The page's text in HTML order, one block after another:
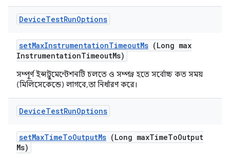
DeviceTestRunOptions
setMaxInstrumentationTimeoutMs (Long max
InstrumentationTimeoutMs)
সম্পূর্ণ ইন্সট্রুমেন্টেশনটি চলতে ও সম্পন্ন হতে সর্বোচ্চ কত সময়
(মিলিসেকেন্ডে) লাগবে, তা নির্ধারণ করে।
DeviceTestRunOptions
setMaxTimeToOutputMs (Long maxTimeToOutput
Ms)